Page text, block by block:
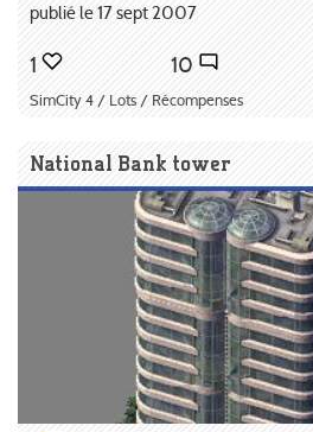
publié le 17 sept 2007
1 10
SimCity 4 / Lots / Récompenses
National Bank tower